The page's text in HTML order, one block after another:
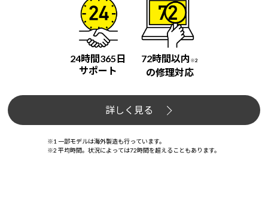
24時間365日
サポート
72時間以内 ※2
の修理対応
詳しく見る
※1 一部モデルは海外製造も行っています。
※2 平均時間。状況によっては72時間を超えることもあります。